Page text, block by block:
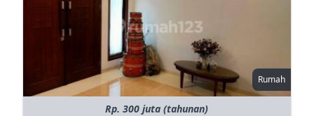
Rumah
Rp. 300 juta (tahunan)